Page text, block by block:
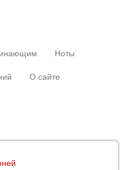
Ноты
О сайте